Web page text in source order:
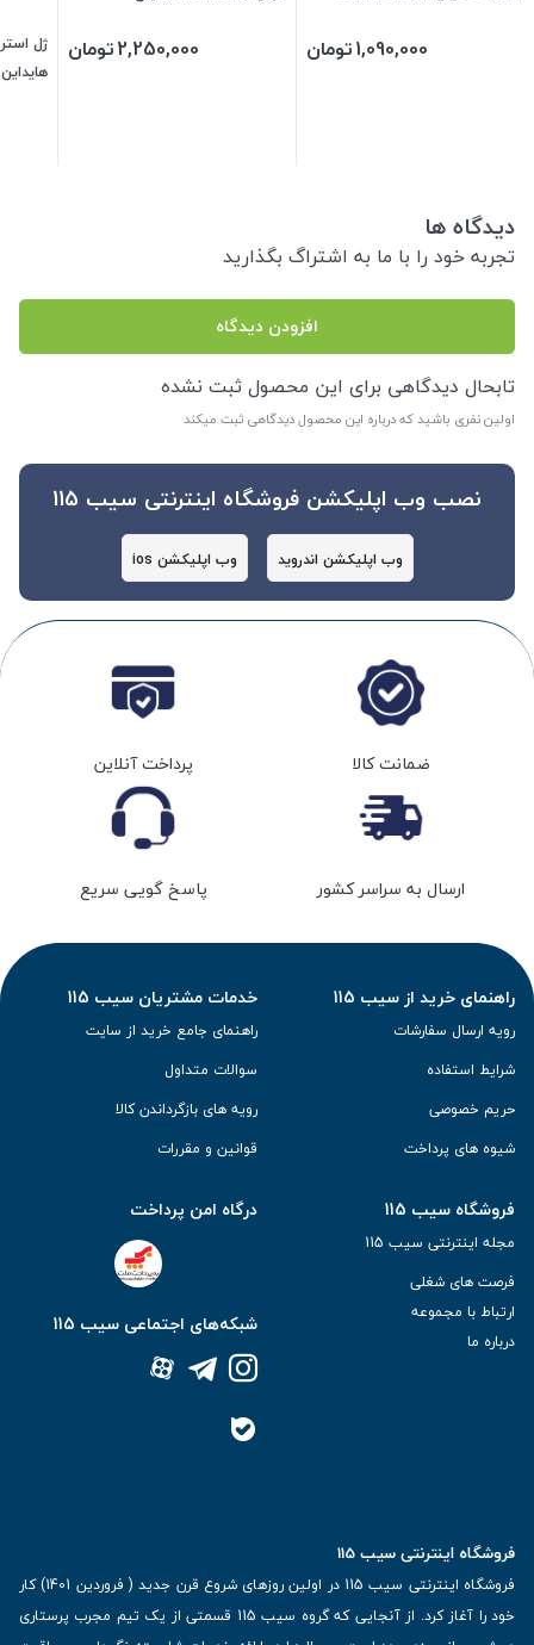
1,090,000تومان 2,250,000تومان
ژل
هایداین
دیدگاه ها
تجربه خود را با ما به اشتراگ بگذارید
افزودن دیدگاه
تابحال دیدگاهی برای این محصول ثبت نشده
اولین نفری باشید که درباره این محصول دیدگاهی ثبت میکند
نصب وب اپلیکشن فروشگاه اینترنتی سیب 115
وب اپلیکشن اندروید وب اپلیکشن ios
ضمانت کالا پرداخت آنلاین
ارسال به سراسر کشور پاسخ گویی سریع
راهنمای خرید از سیب 115
رویه ارسال سفارشات
شرایط استفاده
حریم خصوصی
شیوه های پرداخت
خدمات مشتریان سیب 115
راهنمای جامع خرید از سایت
سوالات متداول
رویه های بازگرداندن کالا
قوانین و مقررات
فروشگاه سیب 115
مجله اینترنتی سیب 115
فرصت های شغلی
ارتباط با مجموعه
درباره ما
درگاه امن پرداخت
شبکه‌های اجتماعی سیب 115
فروشگاه اینترنتی سیب 115
فروشگاه اینترنتی سیب 115 در اولین روزهای شروع قرن جدید ( فروردین 1401) کار
خود را آغاز کرد. از آنجایی که گروه سیب 115 قسمتی از یک تیم مجرب پرستاری